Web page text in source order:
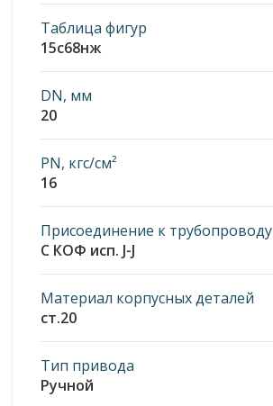
Таблица фигур
15с68нж
DN, мм
20
PN, кгс/см²
16
Присоединение к трубопроводу
С КОФ исп. J-J
Материал корпусных деталей
ст.20
Тип привода
Ручной